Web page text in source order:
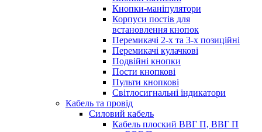
Кнопки-маніпулятори
Корпуси постів для
встановлення кнопок
Перемикачі 2-х та 3-х позиційні
Перемикачі кулачкові
Подвійні кнопки
Пости кнопкові
Пульти кнопкові
Світлосигнальні індикатори
Кабель та провід
Силовий кабель
Кабель плоский ВВГ П, ВВГ П